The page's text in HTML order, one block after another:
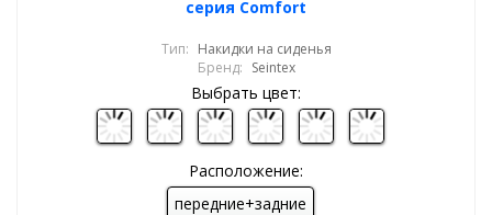
серия Comfort
Тип: Накидки на сиденья
Бренд: Seintex
Выбрать цвет:
Расположение:
передние+задние